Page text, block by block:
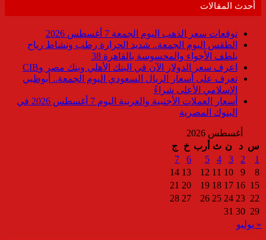
أحدث المقالات
توقعات سعر الذهب اليوم الجمعة 7 أغسطس 2026
الطقس اليوم الجمعة.. شديد الحرارة رطب ونشاط رياح
يلطف الأجواء والمحسوسة بالقاهرة 38
اعرف سعر الدولار الآن في البنك الأهلي وبنك مصر وCIB
تعرف على أسعار الريال السعودي اليوم الجمعة.. أبوظبي
الإسلامي الأعلى شراءً
أسعار العملات الأجنبية والعربية اليوم 7 أغسطس 2026 في
البنوك المصرية
أغسطس 2026
س د ن ث أرب خ
ج
1
2
3
4
5
6
7
8
9
10
11
12
13
14
15
16
17
18
19
20
21
22
23
24
25
26
27
28
29
30
31
« يوليو